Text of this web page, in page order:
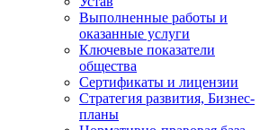
Выполненные работы и
оказанные услуги
Ключевые показатели
общества
Сертификаты и лицензии
Стратегия развития, Бизнес-
планы